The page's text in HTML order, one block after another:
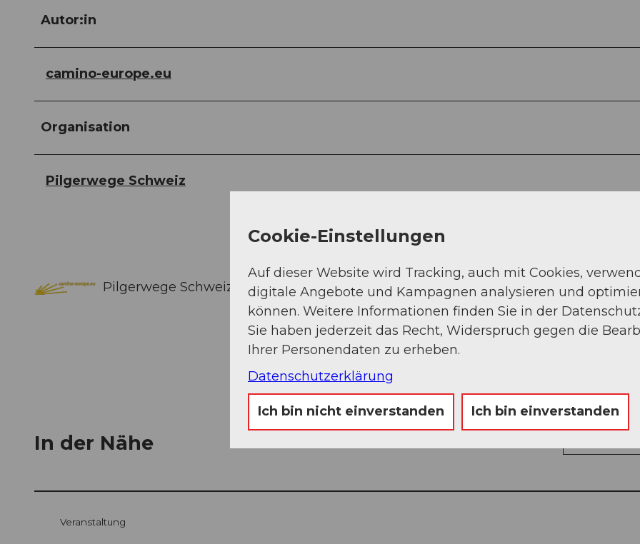
Autor:in
camino-europe.eu
Organisation
Pilgerwege Schweiz
Pilgerwege Schweiz
In der Nähe
Veranstaltung
Cookie-Einstellungen
Auf dieser Website wird Tracking, auch mit Cookies,
digitale Angebote und Kampagnen analysieren und
können. Weitere Informationen finden Sie in der
Sie haben jederzeit das Recht, Widerspruch gegen die
Ihrer Personendaten zu erheben.
Datenschutzerklärung
Ich bin nicht einverstanden Ich bin einverstanden